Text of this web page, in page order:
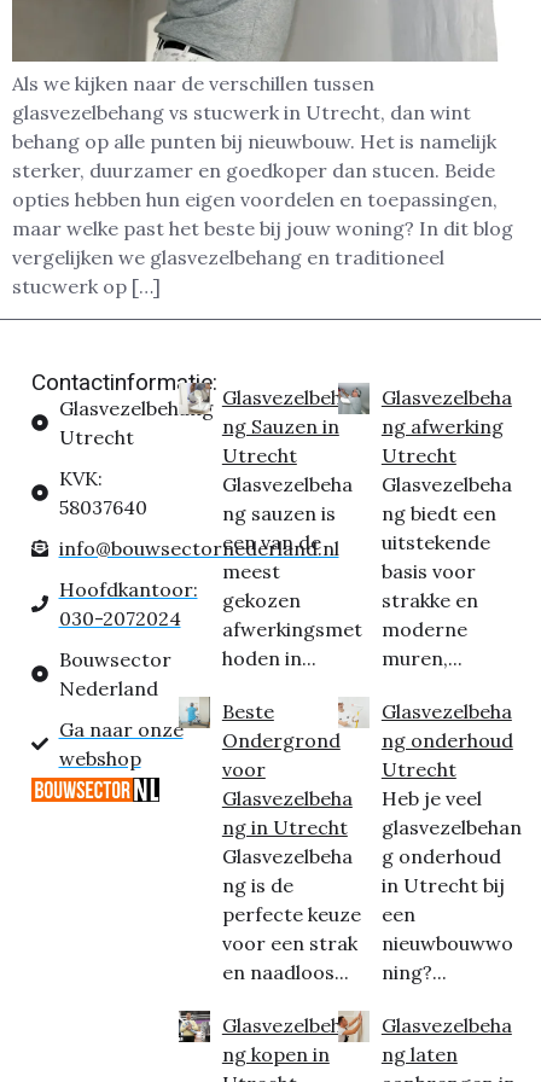
Als we kijken naar de verschillen tussen
glasvezelbehang vs stucwerk in Utrecht, dan wint
behang op alle punten bij nieuwbouw. Het is namelijk
sterker, duurzamer en goedkoper dan stucen. Beide
opties hebben hun eigen voordelen en toepassingen,
maar welke past het beste bij jouw woning? In dit blog
vergelijken we glasvezelbehang en traditioneel
stucwerk op […]
Contactinformatie:
Glasvezelbehang
Utrecht
KVK:
58037640
info@bouwsectornederland.nl
Hoofdkantoor:
030-2072024
Bouwsector
Nederland
Ga naar onze
webshop
Glasvezelbeha
ng Sauzen in
Utrecht
Glasvezelbeha
ng sauzen is
een van de
meest
gekozen
afwerkingsmet
hoden in...
Beste
Ondergrond
voor
Glasvezelbeha
ng in Utrecht
Glasvezelbeha
ng is de
perfecte keuze
voor een strak
en naadloos...
Glasvezelbeha
ng kopen in
Glasvezelbeha
ng afwerking
Utrecht
Glasvezelbeha
ng biedt een
uitstekende
basis voor
strakke en
moderne
muren,...
Glasvezelbeha
ng onderhoud
Utrecht
Heb je veel
glasvezelbehan
g onderhoud
in Utrecht bij
een
nieuwbouwwo
ning?...
Glasvezelbeha
ng laten